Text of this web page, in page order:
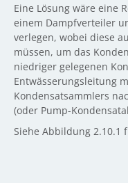
Eine Lösung wäre eine
einem Dampfverteiler
verlegen, wobei diese
müssen, um das
niedriger gelegenen
Entwässerungsleitung
Kondensatsammlers
(oder Pump-
Siehe Abbildung 2.10.1